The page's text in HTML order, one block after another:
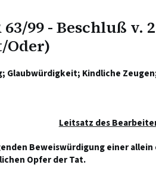
63/99 - Beschluß v.
Glaubwürdigkeit; Kindliche
Leitsatz des
Beweiswürdigung einer allein
Opfer der Tat.